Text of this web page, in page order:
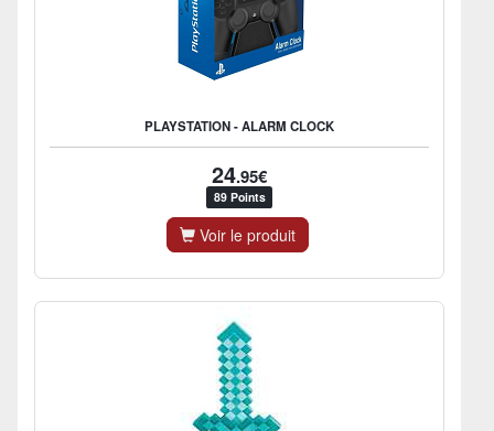
PLAYSTATION - ALARM CLOCK
24.95€
89 Points
Voir le produit